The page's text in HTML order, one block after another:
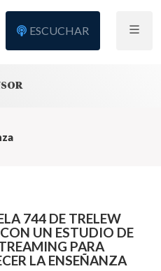
ESCUCHAR
744 DE TRELEW
UN ESTUDIO DE
PARA
LA ENSEÑANZA